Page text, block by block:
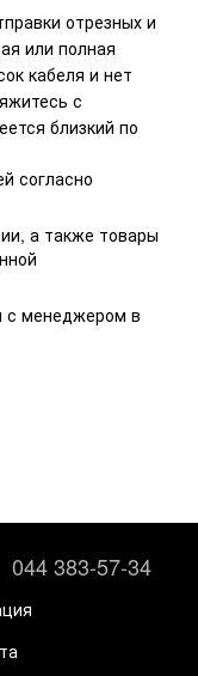
отрезных и
или полная
кабеля и нет
с
близкий по
согласно
а также товары
с менеджером в
044 383-57-34